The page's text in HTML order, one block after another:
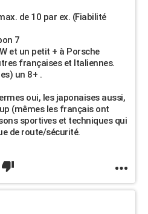
de 10 par ex. (Fiabilité
7
et un petit + à Porsche
françaises et Italiennes.
un 8+ .
oui, les japonaises aussi,
(mêmes les français ont
sportives et techniques qui
de route/sécurité.